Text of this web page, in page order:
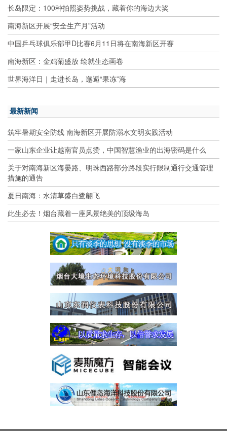
长岛限定：100种拍照姿势挑战，藏着你的海边大奖
南海新区开展“安全生产月”活动
中国乒乓球俱乐部甲D比赛6月11日将在南海新区开赛
南海新区：金鸡菊盛放 绘就生态画卷
世界海洋日｜走进长岛，邂逅“果冻”海
最新新闻
筑牢暑期安全防线 南海新区开展防溺水文明实践活动
一家山东企业让越南官员点赞，中国智慧渔业的出海密码是什么
关于对南海新区海晏路、明珠西路部分路段实行限制通行交通管理
措施的通告
夏日南海：水清草盛白鹭翩飞
此生必去！烟台藏着一座风景绝美的顶级海岛